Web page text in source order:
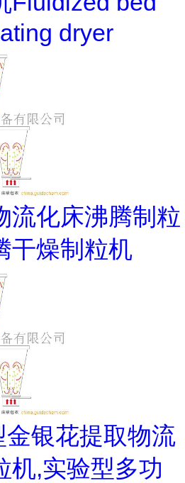
dryer
流化床沸腾制粒
干燥制粒机
银花提取物流
机,实验型多功